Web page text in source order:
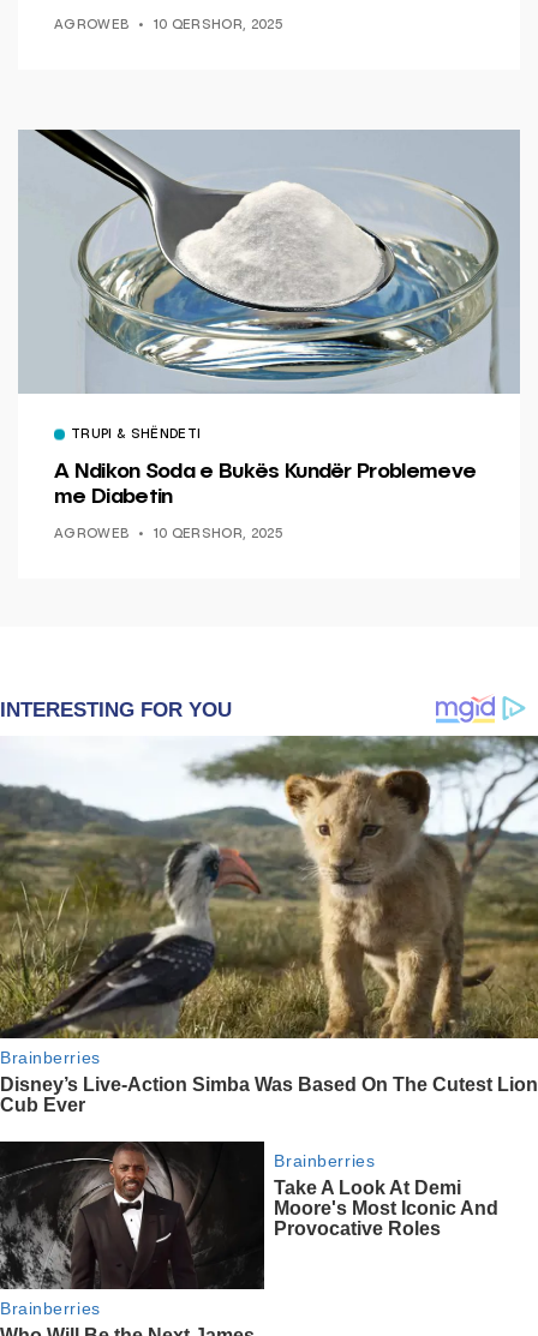
AGROWEB 10 QERSHOR, 2025
TRUPI & SHËNDETI
A Ndikon Soda e Bukës Kundër Problemeve
me Diabetin
AGROWEB 10 QERSHOR, 2025